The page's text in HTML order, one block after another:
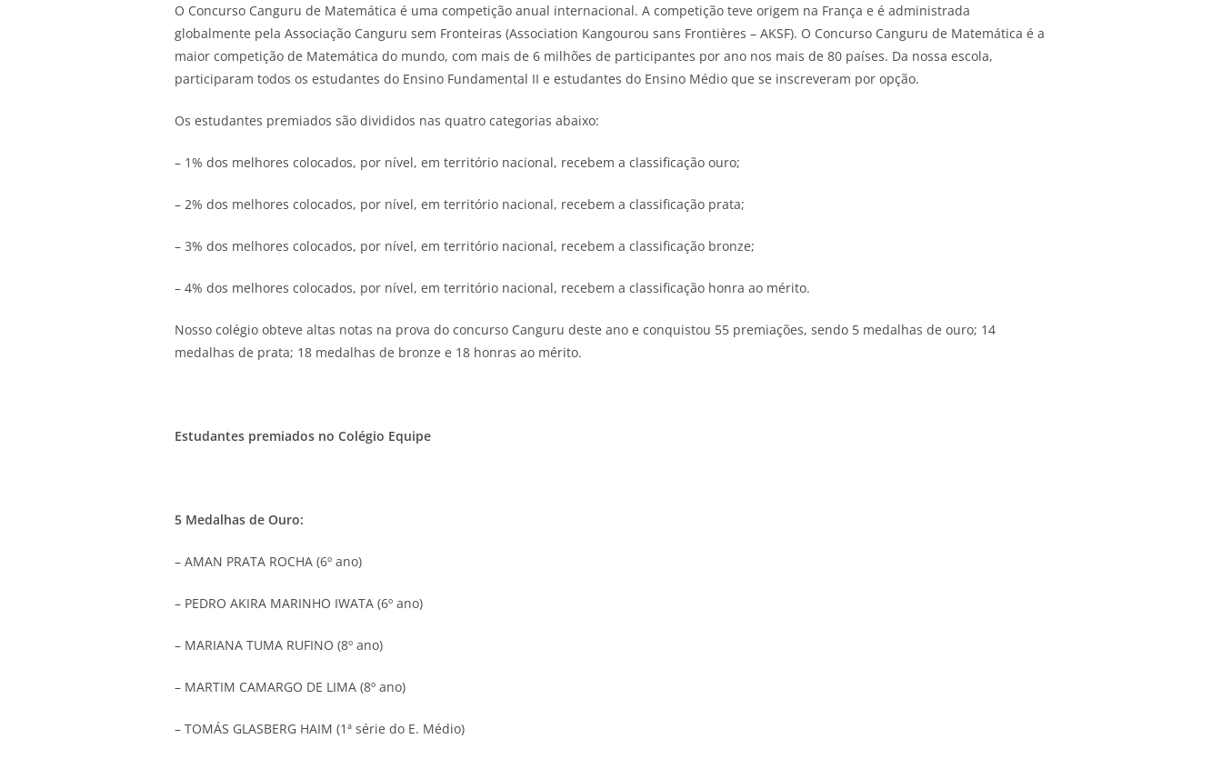
O Concurso Canguru de Matemática é uma competição anual internacional. A competição teve origem na França e é administrada
globalmente pela Associação Canguru sem Fronteiras (Association Kangourou sans Frontières – AKSF). O Concurso Canguru de Matemática é a
maior competição de Matemática do mundo, com mais de 6 milhões de participantes por ano nos mais de 80 países. Da nossa escola,
participaram todos os estudantes do Ensino Fundamental II e estudantes do Ensino Médio que se inscreveram por opção.
Os estudantes premiados são divididos nas quatro categorias abaixo:
– 1% dos melhores colocados, por nível, em território nacional, recebem a classificação ouro;
– 2% dos melhores colocados, por nível, em território nacional, recebem a classificação prata;
– 3% dos melhores colocados, por nível, em território nacional, recebem a classificação bronze;
– 4% dos melhores colocados, por nível, em território nacional, recebem a classificação honra ao mérito.
Nosso colégio obteve altas notas na prova do concurso Canguru deste ano e conquistou 55 premiações, sendo 5 medalhas de ouro; 14
medalhas de prata; 18 medalhas de bronze e 18 honras ao mérito.
Estudantes premiados no Colégio Equipe
5 Medalhas de Ouro:
– AMAN PRATA ROCHA (6º ano)
– PEDRO AKIRA MARINHO IWATA (6º ano)
– MARIANA TUMA RUFINO (8º ano)
– MARTIM CAMARGO DE LIMA (8º ano)
– TOMÁS GLASBERG HAIM (1ª série do E. Médio)